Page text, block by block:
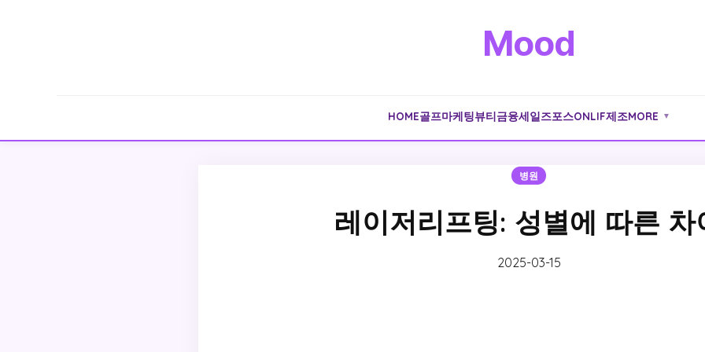
Mood
HOME골프마케팅뷰티금융세일즈포스ONLIF제조MORE ▼
병원
레이저리프팅: 성별에 따른 차
2025-03-15